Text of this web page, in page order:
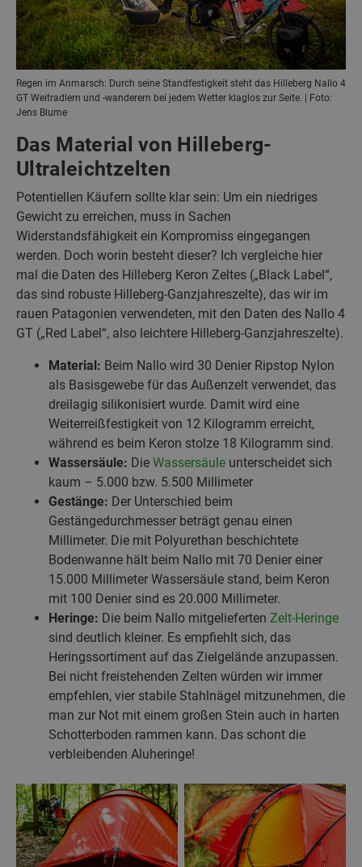
Regen im Anmarsch: Durch seine Standfestigkeit steht das Hilleberg Nallo 4
GT Weitradlern und -wanderern bei jedem Wetter klaglos zur Seite. | Foto:
Jens Blume
Das Material von Hilleberg-
Ultraleichtzelten
Potentiellen Käufern sollte klar sein: Um ein niedriges
Gewicht zu erreichen, muss in Sachen
Widerstandsfähigkeit ein Kompromiss eingegangen
werden. Doch worin besteht dieser? Ich vergleiche hier
mal die Daten des Hilleberg Keron Zeltes („Black Label“,
das sind robuste Hilleberg-Ganzjahreszelte), das wir im
rauen Patagonien verwendeten, mit den Daten des Nallo 4
GT („Red Label“, also leichtere Hilleberg-Ganzjahreszelte).
Material: Beim Nallo wird 30 Denier Ripstop Nylon
als Basisgewebe für das Außenzelt verwendet, das
dreilagig silikonisiert wurde. Damit wird eine
Weiterreißfestigkeit von 12 Kilogramm erreicht,
während es beim Keron stolze 18 Kilogramm sind.
Wassersäule: Die Wassersäule unterscheidet sich
kaum – 5.000 bzw. 5.500 Millimeter
Gestänge: Der Unterschied beim
Gestängedurchmesser beträgt genau einen
Millimeter. Die mit Polyurethan beschichtete
Bodenwanne hält beim Nallo mit 70 Denier einer
15.000 Millimeter Wassersäule stand, beim Keron
mit 100 Denier sind es 20.000 Millimeter.
Heringe: Die beim Nallo mitgelieferten Zelt-Heringe
sind deutlich kleiner. Es empfiehlt sich, das
Heringssortiment auf das Zielgelände anzupassen.
Bei nicht freistehenden Zelten würden wir immer
empfehlen, vier stabile Stahlnägel mitzunehmen, die
man zur Not mit einem großen Stein auch in harten
Schotterboden rammen kann. Das schont die
verbleibenden Aluheringe!